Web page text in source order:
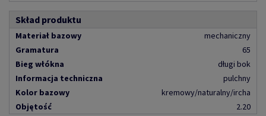
Skład produktu
Materiał bazowy
mechaniczny
Gramatura
65
Bieg włókna
długi bok
Informacja techniczna
pulchny
Kolor bazowy
kremowy/naturalny/ircha
Objętość
2.20